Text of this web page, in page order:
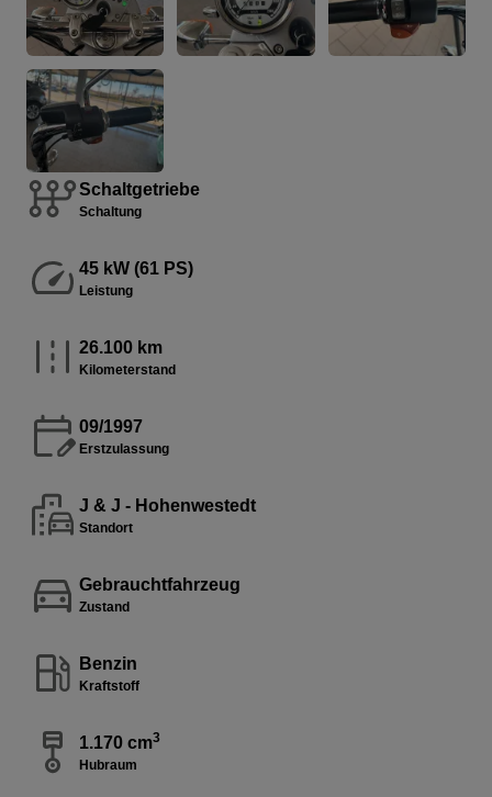
Schaltgetriebe
Schaltung
45 kW (61 PS)
Leistung
26.100 km
Kilometerstand
09/1997
Erstzulassung
J & J - Hohenwestedt
Standort
Gebrauchtfahrzeug
Zustand
Benzin
Kraftstoff
1.170 cm3
Hubraum